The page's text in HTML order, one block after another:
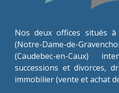
Nos deux offices situés à
(Notre-Dame-de-
(Caudebec-en-Caux)
successions et divorces,
immobilier (vente et achat